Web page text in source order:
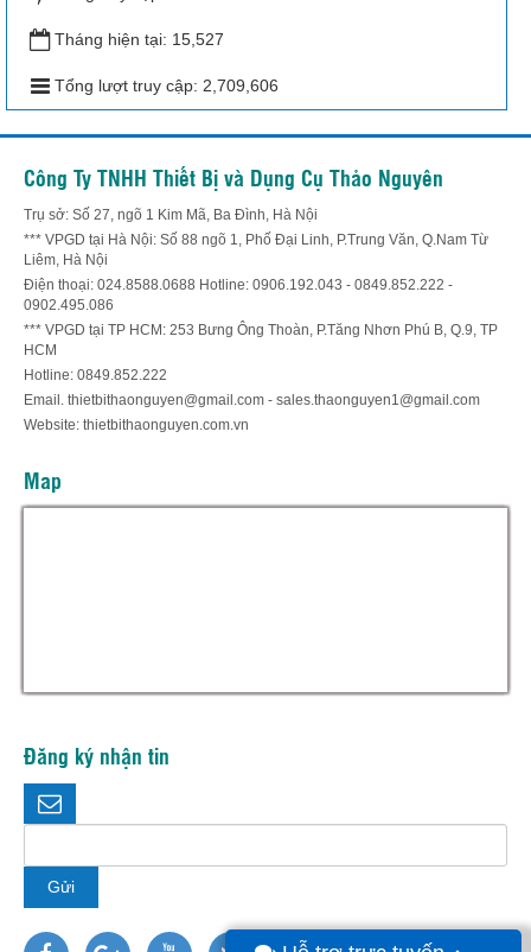
Tháng hiện tại: 15,527
Tổng lượt truy cập: 2,709,606
Công Ty TNHH Thiết Bị và Dụng Cụ Thảo Nguyên
Trụ sở: Số 27, ngõ 1 Kim Mã, Ba Đình, Hà Nội
*** VPGD tại Hà Nội: Số 88 ngõ 1, Phố Đại Linh, P.Trung Văn, Q.Nam Từ
Liêm, Hà Nội
Điện thoại: 024.8588.0688 Hotline: 0906.192.043 - 0849.852.222 -
0902.495.086
*** VPGD tại TP HCM: 253 Bưng Ông Thoàn, P.Tăng Nhơn Phú B, Q.9, TP
HCM
Hotline: 0849.852.222
Email. thietbithaonguyen@gmail.com - sales.thaonguyen1@gmail.com
Website: thietbithaonguyen.com.vn
Map
Đăng ký nhận tin